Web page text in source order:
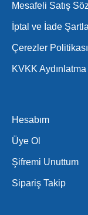
Mesafeli Satış
İptal ve İade
Çerezler Politikası
KVKK
Hesabım
Üye Ol
Şifremi Unuttum
Sipariş Takip